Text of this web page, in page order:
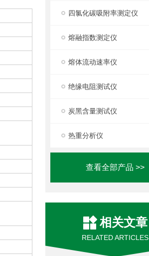
四氯化碳吸附率测定仪
熔融指数测定仪
熔体流动速率仪
绝缘电阻测试仪
炭黑含量测试仪
热重分析仪
查看全部产品 >>
相关文章
RELATED ARTICLES